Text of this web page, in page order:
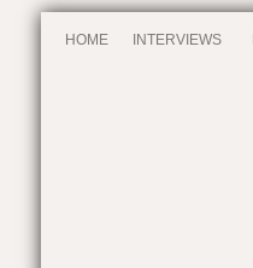
HOME INTERVIEWS